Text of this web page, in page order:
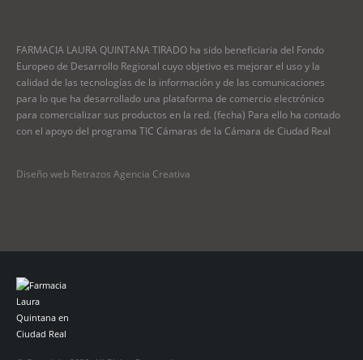
FARMACIA LAURA QUINTANA TIRADO ha sido beneficiaria del Fondo
Europeo de Desarrollo Regional cuyo objetivo es mejorar el uso y la
calidad de las tecnologías de la información y de las comunicaciones
para lo que ha desarrollado una plataforma de comercio electrónico
para comercializar sus productos en la red. (fecha) Para ello ha contado
con el apoyo del programa TIC Cámaras de la Cámara de Ciudad Real
Diseño web Retrazos Agencia Creativa